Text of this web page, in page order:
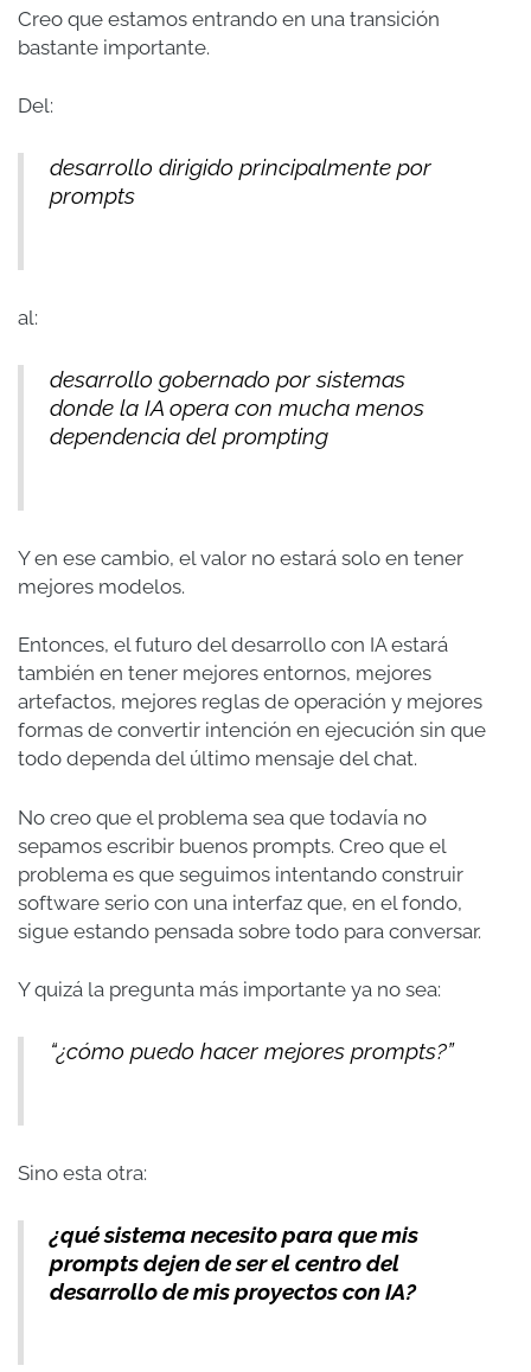
Creo que estamos entrando en una transición
bastante importante.
Del:
desarrollo dirigido principalmente por
prompts
al:
desarrollo gobernado por sistemas
donde la IA opera con mucha menos
dependencia del prompting
Y en ese cambio, el valor no estará solo en tener
mejores modelos.
Entonces, el futuro del desarrollo con IA estará
también en tener mejores entornos, mejores
artefactos, mejores reglas de operación y mejores
formas de convertir intención en ejecución sin que
todo dependa del último mensaje del chat.
No creo que el problema sea que todavía no
sepamos escribir buenos prompts. Creo que el
problema es que seguimos intentando construir
software serio con una interfaz que, en el fondo,
sigue estando pensada sobre todo para conversar.
Y quizá la pregunta más importante ya no sea:
“¿cómo puedo hacer mejores prompts?”
Sino esta otra:
¿qué sistema necesito para que mis
prompts dejen de ser el centro del
desarrollo de mis proyectos con IA?